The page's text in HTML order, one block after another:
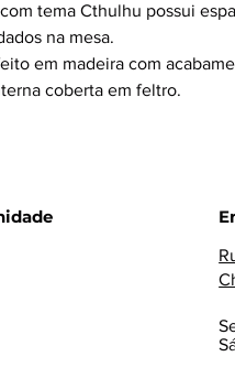
tema Cthulhu possui
na mesa.
em madeira com
coberta em feltro.